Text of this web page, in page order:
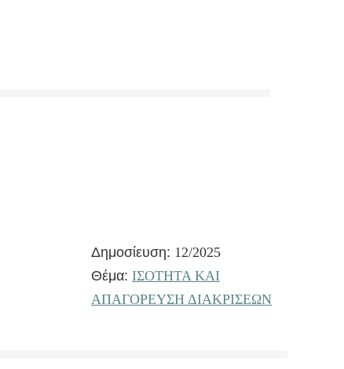
Δημοσίευση: 12/2025
Θέμα: ΙΣΟΤΗΤΑ ΚΑΙ
ΑΠΑΓΟΡΕΥΣΗ ΔΙΑΚΡΙΣΕΩΝ